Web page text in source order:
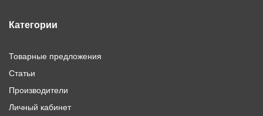
Категории
Товарные предложения
Статьи
Производители
Личный кабинет